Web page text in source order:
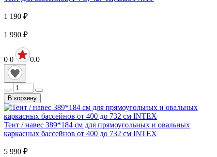
1 190 ₽
1 990 ₽
0 0 0.0
В корзину
Тент / навес 389*184 см для прямоугольных и овальных
каркасных бассейнов от 400 до 732 см INTEX
5 990 ₽